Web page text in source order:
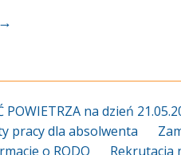
POWIETRZA na dzień
pracy dla absolwenta
o RODO Rekrutacja